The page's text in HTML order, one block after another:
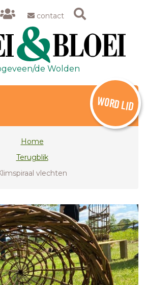
contact
de Wolden
WORD LID
Home
Terugblik
vlechten